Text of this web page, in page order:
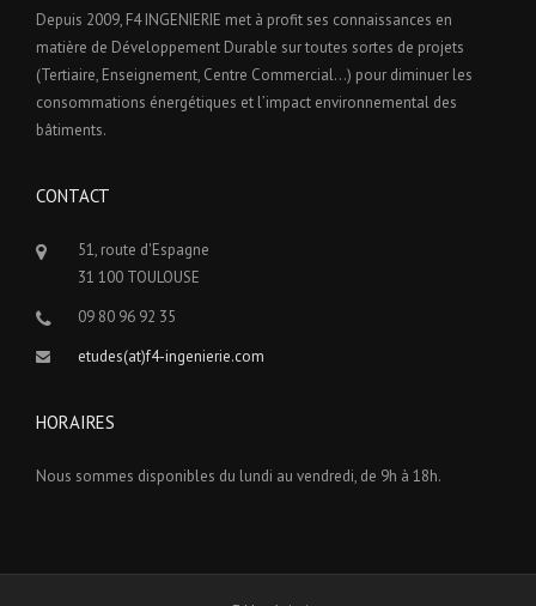
Depuis 2009, F4 INGENIERIE met à profit ses connaissances en
matière de Développement Durable sur toutes sortes de projets
(Tertiaire, Enseignement, Centre Commercial…) pour diminuer les
consommations énergétiques et l’impact environnemental des
bâtiments.
CONTACT
51, route d'Espagne
31 100 TOULOUSE
09 80 96 92 35
etudes(at)f4-ingenierie.com
HORAIRES
Nous sommes disponibles du lundi au vendredi, de 9h à 18h.